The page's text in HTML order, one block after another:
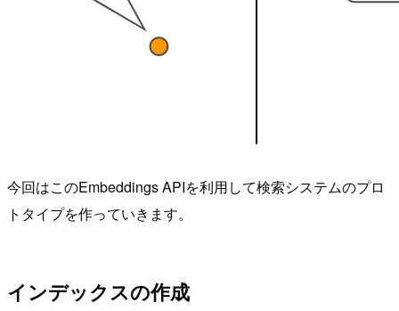
今回はこのEmbeddings APIを利用して検索システムのプロ
トタイプを作っていきます。
インデックスの作成